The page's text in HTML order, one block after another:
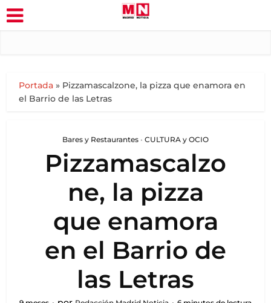
Portada » Pizzamascalzone, la pizza que enamora en
el Barrio de las Letras
Bares y Restaurantes • CULTURA y OCIO
Pizzamascalzo
ne, la pizza
que enamora
en el Barrio de
las Letras